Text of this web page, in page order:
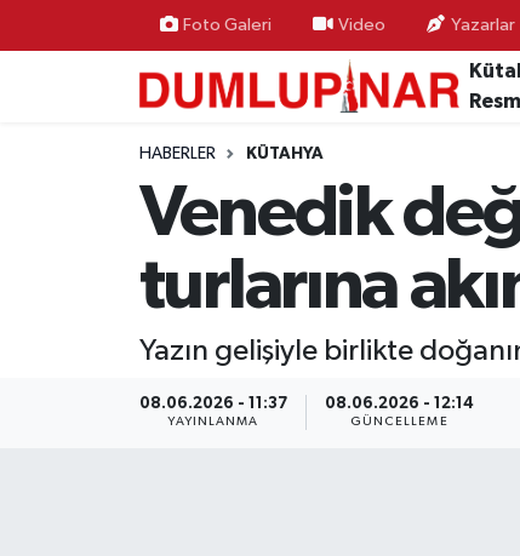
Foto Galeri Video Yazarlar
HABERLER KÜTAHYA
Venedik
turlarına
Yazın gelişiyle birlikte
08.06.2026 - 11:37
YAYINLANMA
08.06.2026 - 12:14
GÜNCELLEME
Ekonomi
Eleman
Kütahya Hava Durumu
Kütahya Trafik Yoğunluk Haritası
Süper Lig Puan Durumu ve Fikstür
Tüm Manşetler
Son Dakika Haberleri
Haber Arşivi